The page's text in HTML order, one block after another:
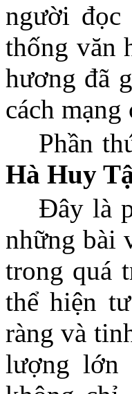
người đọc
thống văn
hương đã
cách
Phần
Hà Huy
Đây là
những bài
trong quá
thể hiện
ràng và
lượng lớn